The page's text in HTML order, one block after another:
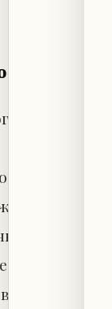
под
полей.
Asia